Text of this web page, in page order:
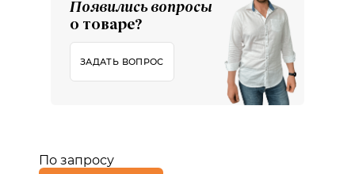
Появились вопросы
о товаре?
ЗАДАТЬ ВОПРОС
По запросу